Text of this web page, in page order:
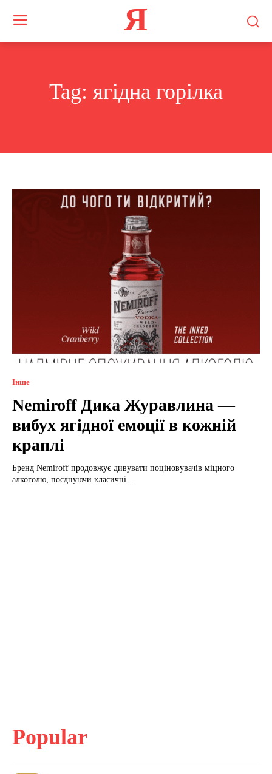
Я
Tag: ягідна горілка
Інше
Nemiroff Дика Журавлина —
вибух ягідної емоції в кожній
краплі
Бренд Nemiroff продовжує дивувати поціновувачів міцного
алкоголю, поєднуючи класичні...
Popular